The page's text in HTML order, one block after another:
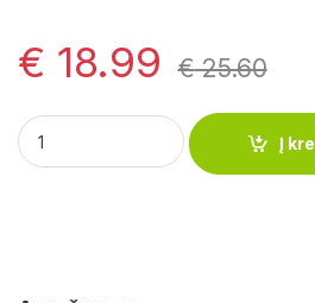
€ 18.99 €25.60
Berlinger Haus Kavinukas BLACK
Į